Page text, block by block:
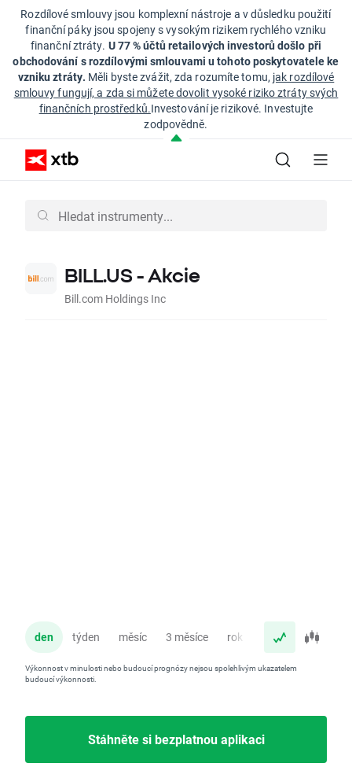
Rozdílové smlouvy jsou komplexní nástroje a v důsledku použití
finanční páky jsou spojeny s vysokým rizikem rychlého vzniku
finanční ztráty. U 77 % účtů retailových investorů došlo při
obchodování s rozdílovými smlouvami u tohoto poskytovatele ke
vzniku ztráty. Měli byste zvážit, zda rozumíte tomu, jak rozdílové
smlouvy fungují, a zda si můžete dovolit vysoké riziko ztráty svých
finančních prostředků.Investování je rizikové. Investujte
zodpovědně.
BILL.US - Akcie
Bill.com Holdings Inc
den týden měsíc 3 měsíce rok
Výkonnost v minulosti nebo budoucí prognózy nejsou spolehlivým ukazatelem
budoucí výkonnosti.
Stáhněte si bezplatnou aplikaci